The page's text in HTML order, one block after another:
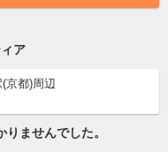
ア
京都)周辺
ませんでした。